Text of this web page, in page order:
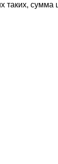
таких,